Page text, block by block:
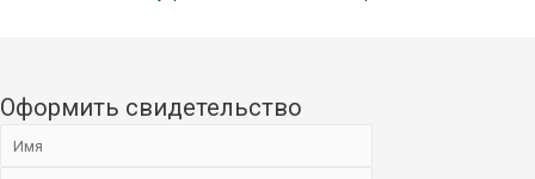
Оформить свидетельство